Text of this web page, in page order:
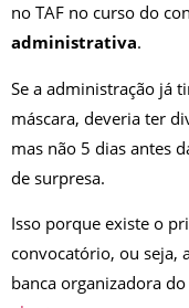
no TAF no curso do
administrativa.
Se a administração já
máscara, deveria ter
mas não 5 dias antes
de surpresa.
Isso porque existe o
convocatório, ou seja,
banca organizadora